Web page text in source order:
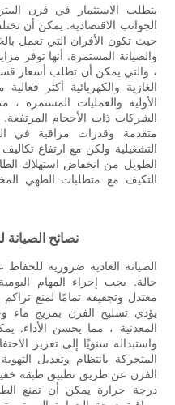
يتطلب الاستثمار في فرن
الجوانب الاقتصادية. يمكن أن
حيث تكون الأفران التي تعمل
والصيانة المستمرة. أنها توفر
، والتي يمكن أن تطلب أسعار
الغازية والكهربائية أكثر
الأولية والعمليات المستمرة ،
الشركات ذات الأحجام المرتفعة.
متقدمة وقدرات مراقبة في
التشغيلية ولكن مع ارتفاع تكاليف
الطويل من انخفاض استهلاك
التكيف مع متطلبات الطهي
نصائح
الصيانة العادية ضرورية
حالة. يجب إجراء المهام
معتدل وتجفيفه تمامًا لمنع
يؤدي تسليح الفرن بمزيج ماء
المعدنية ، مما يحسن
واستبداله سنويًا إلى تعزيز
المتحركة بانتظام وتعديل
الفرن عن طريق تطبيق طبقة
درجة حرارة يمكن أن تمنع